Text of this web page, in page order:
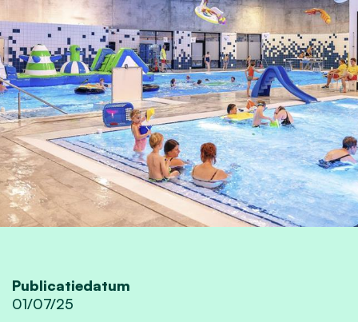
Publicatiedatum
01/07/25